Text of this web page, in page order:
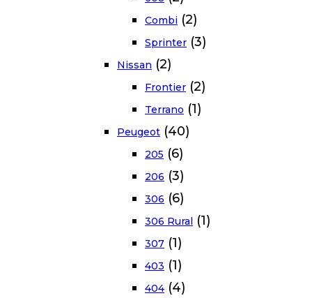
Combi (2)
Sprinter (3)
Nissan (2)
Frontier (2)
Terrano (1)
Peugeot (40)
205 (6)
206 (3)
306 (6)
306 Rural (1)
307 (1)
403 (1)
404 (4)